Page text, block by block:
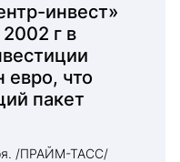
инвест»
г в
евро, что
пакет
/ПРАЙМ-ТАСС/